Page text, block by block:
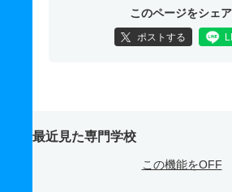
このページをシェ
ポストする
最近見た専門学校
この機能をOFF